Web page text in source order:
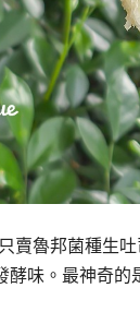
賣魯邦菌種生
味。最神奇